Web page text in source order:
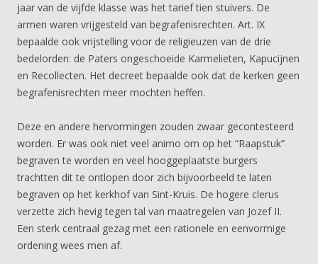
jaar van de vijfde klasse was het tarief tien stuivers. De
armen waren vrijgesteld van begrafenisrechten. Art. IX
bepaalde ook vrijstelling voor de religieuzen van de drie
bedelorden: de Paters ongeschoeide Karmelieten, Kapucijnen
en Recollecten. Het decreet bepaalde ook dat de kerken geen
begrafenisrechten meer mochten heffen.
Deze en andere hervormingen zouden zwaar gecontesteerd
worden. Er was ook niet veel animo om op het “Raapstuk”
begraven te worden en veel hooggeplaatste burgers
trachtten dit te ontlopen door zich bijvoorbeeld te laten
begraven op het kerkhof van Sint-Kruis. De hogere clerus
verzette zich hevig tegen tal van maatregelen van Jozef II.
Een sterk centraal gezag met een rationele en eenvormige
ordening wees men af.